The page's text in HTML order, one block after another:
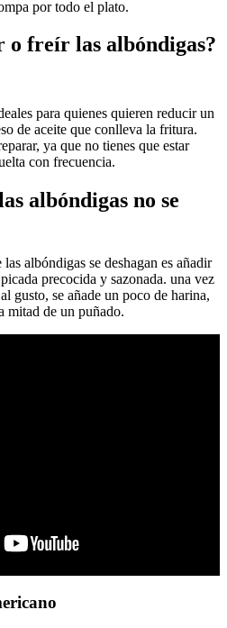
por todo el plato.
o freír las albóndigas?
para quienes quieren reducir un
de aceite que conlleva la fritura.
ya que no tienes que estar
con frecuencia.
albóndigas no se
albóndigas se deshagan es añadir
precocida y sazonada. una vez
gusto, se añade un poco de harina,
mitad de un puñado.